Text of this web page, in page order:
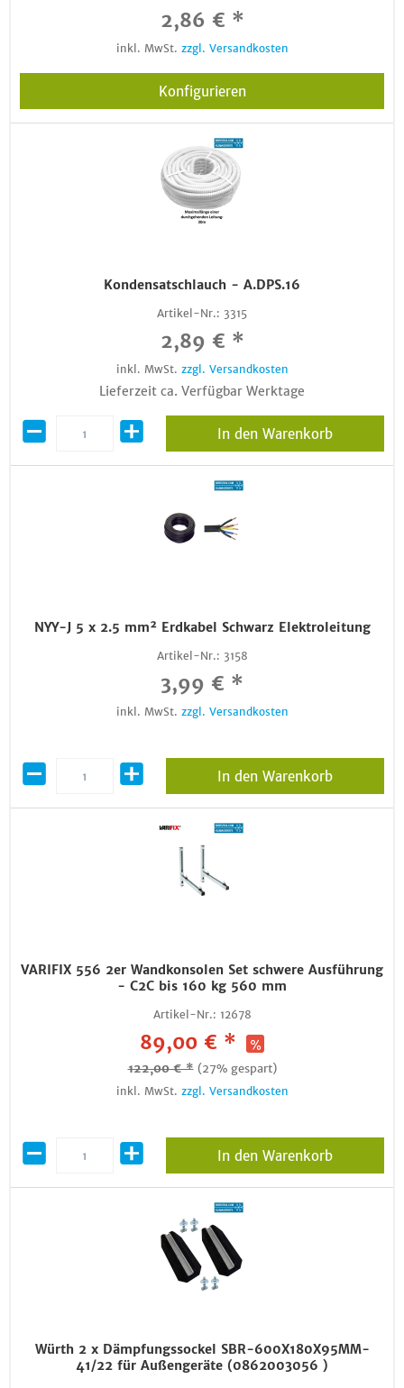
2,86 € *
inkl. MwSt. zzgl. Versandkosten
Konfigurieren
Kondensatschlauch - A.DPS.16
Artikel-Nr.: 3315
2,89 € *
inkl. MwSt. zzgl. Versandkosten
Lieferzeit ca. Verfügbar Werktage
In den Warenkorb
NYY-J 5 x 2.5 mm² Erdkabel Schwarz Elektroleitung
Artikel-Nr.: 3158
3,99 € *
inkl. MwSt. zzgl. Versandkosten
In den Warenkorb
VARIFIX 556 2er Wandkonsolen Set schwere Ausführung
- C2C bis 160 kg 560 mm
Artikel-Nr.: 12678
89,00 € *
122,00 € * (27% gespart)
inkl. MwSt. zzgl. Versandkosten
In den Warenkorb
Würth 2 x Dämpfungssockel SBR-600X180X95MM-
41/22 für Außengeräte (0862003056 )